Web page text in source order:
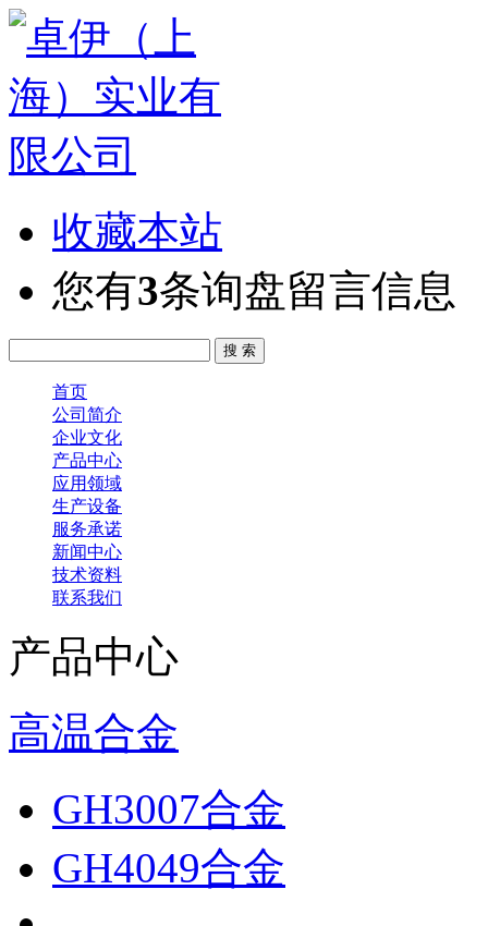
收藏本站
您有3条询盘留言信息
首页
公司简介
企业文化
产品中心
应用领域
生产设备
服务承诺
新闻中心
技术资料
联系我们
产品中心
高温合金
GH3007合金
GH4049合金